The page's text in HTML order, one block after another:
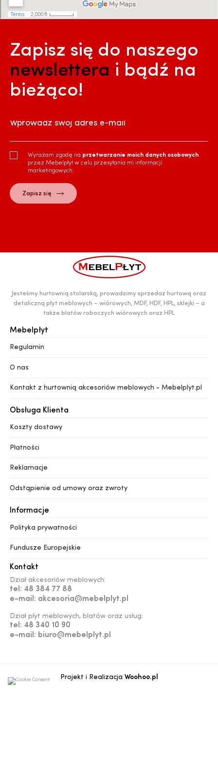
Zapisz się do naszego
newslettera i bądź na
bieżąco!
Wprowadź swój adres e-mail
Wyrażam zgodę na przetwarzanie moich danych osobowych
przez Mebelpłyt w celu przesyłania mi informacji
marketingowych.
Jesteśmy hurtownią stolarską, prowadzimy sprzedaż hurtową oraz
detaliczną płyt meblowych – wiórowych, MDF, HDF, HPL, sklejki – a
także blatów roboczych wiórowych oraz HPL
Mebelpłyt
Regulamin
O nas
Kontakt z hurtownią akcesoriów meblowych - Mebelplyt.pl
Obsługa Klienta
Koszty dostawy
Płatności
Reklamacje
Odstąpienie od umowy oraz zwroty
Informacje
Polityka prywatności
Fundusze Europejskie
Kontakt
Dział akcesoriów meblowych:
tel: 48 384 77 88
e-mail: akcesoria@mebelplyt.pl
Dział płyt meblowych, blatów oraz usług:
tel: 48 340 10 90
e-mail: biuro@mebelplyt.pl
Projekt i Realizacja Woohoo.pl